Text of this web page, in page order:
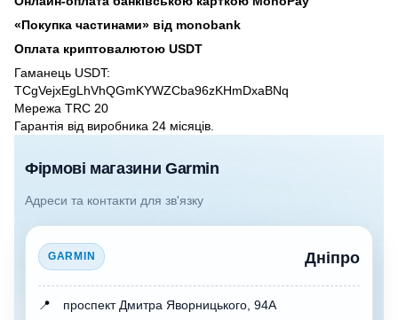
«Покупка частинами» від monobank
Оплата криптовалютою USDT
Гаманець USDT:
TCgVejxEgLhVhQGmKYWZCba96zKHmDxaBNq
Мережа TRC 20
Гарантія від виробника 24 місяців.
Фірмові магазини Garmin
Адреси та контакти для зв'язку
GARMIN Дніпро
📍
проспект Дмитра Яворницького, 94А